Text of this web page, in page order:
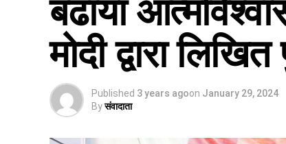
बढाया
मोदी द्वारा
Published 3 years agoon January 29, 2024
Byसंवादाता